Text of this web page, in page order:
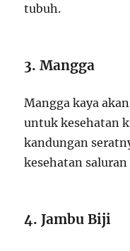
tubuh.
3. Mangga
Mangga kaya
untuk kesehatan
kandungan
kesehatan
4. Jambu Biji